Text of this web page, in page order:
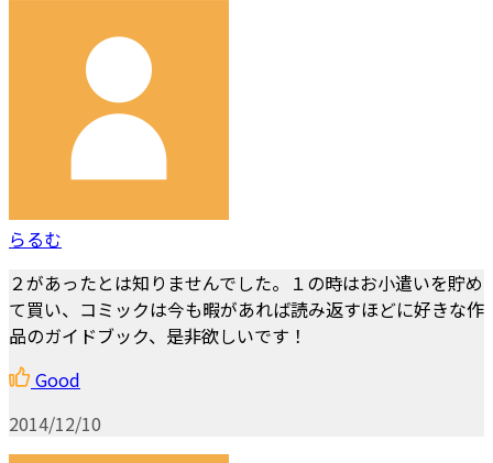
らるむ
２があったとは知りませんでした。１の時はお小遣いを貯め
て買い、コミックは今も暇があれば読み返すほどに好きな作
品のガイドブック、是非欲しいです！
Good
2014/12/10